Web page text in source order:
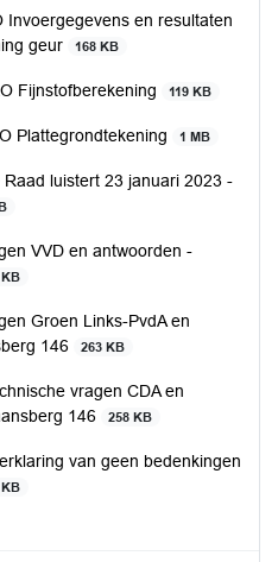
Invoergegevens en resultaten
geur
168 KB
Fijnstofberekening 119 KB
Plattegrondtekening 1 MB
Raad luistert 23 januari 2023 -
VVD en antwoorden -
KB
Groen Links-PvdA en
146
263 KB
vragen CDA en
146
258 KB
van geen bedenkingen
KB